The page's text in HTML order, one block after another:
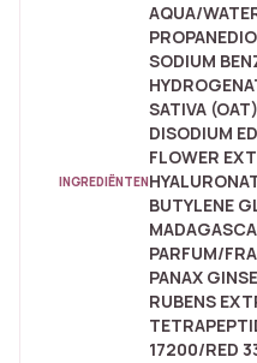
INGREDIËNTEN
AQUA/
SODIUM
SATIVA
DISODIUM
FLOWER
BUTYLENE
PARFUM/
PANAX
RUBENS
17200/RED